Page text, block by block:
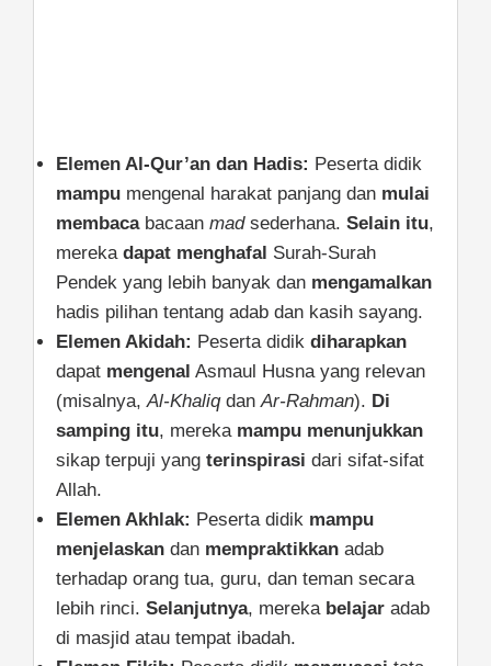
Elemen Al-Qur’an dan Hadis: Peserta didik
mampu mengenal harakat panjang dan mulai
membacabacaan madsederhana. Selain itu,
mereka dapat menghafal Surah-Surah
Pendek yang lebih banyak dan mengamalkan
hadis pilihan tentang adab dan kasih sayang.
Elemen Akidah: Peserta didik diharapkan
dapat mengenal Asmaul Husna yang relevan
(misalnya,Al-KhaliqdanAr-Rahman). Di
samping itu, mereka mampu menunjukkan
sikap terpuji yang terinspirasi dari sifat-sifat
Allah.
Elemen Akhlak: Peserta didik mampu
menjelaskan dan mempraktikkan adab
terhadap orang tua, guru, dan teman secara
lebih rinci. Selanjutnya, mereka belajar adab
di masjid atau tempat ibadah.